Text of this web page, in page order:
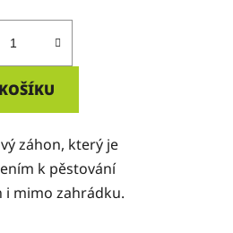
záhon, který je
k pěstování
i mimo zahrádku.